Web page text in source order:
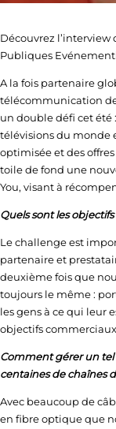
Découvrez
Publiques
A la fois partenaire
télécommunication de
un double défi cet été
télévisions du monde
optimisée et des
toile de fond une
You, visant à
Quels sont les
Le challenge est
partenaire et
deuxième fois que
toujours le même :
les gens à ce qui leur
objectifs
Comment gérer un tel
centaines de chaînes
Avec beaucoup de
en fibre optique que